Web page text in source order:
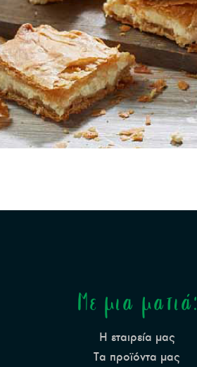
Με μια ματιά:
Η εταιρεία μας
Τα προϊόντα μας